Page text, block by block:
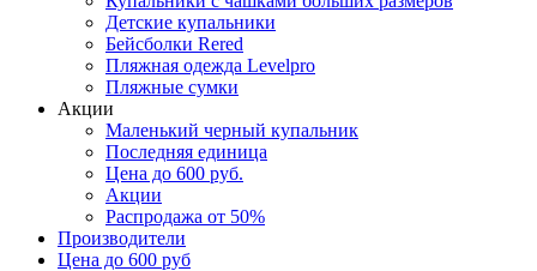
Детские купальники
Бейсболки Rered
Пляжная одежда Levelpro
Пляжные сумки
Акции
Маленький черный купальник
Последняя единица
Цена до 600 руб.
Акции
Распродажа от 50%
Производители
Цена до 600 руб